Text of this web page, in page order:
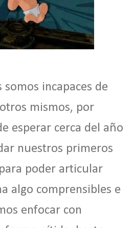
somos incapaces de
mismos, por
esperar cerca del año
nuestros primeros
poder articular
algo comprensibles e
enfocar con